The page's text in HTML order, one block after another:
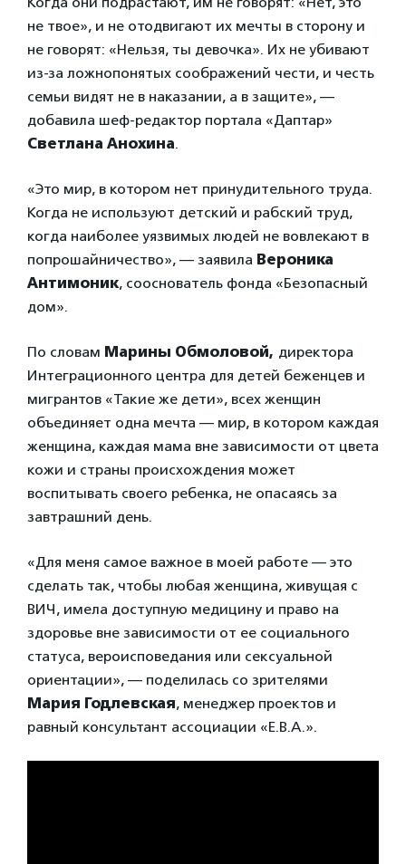
не твое», и не отодвигают их мечты в сторону и
не говорят: «Нельзя, ты девочка». Их не убивают
из-за ложнопонятых соображений чести, и честь
семьи видят не в наказании, а в защите», —
добавила шеф-редактор портала «Даптар»
Светлана Анохина.
«Это мир, в котором нет принудительного труда.
Когда не используют детский и рабский труд,
когда наиболее уязвимых людей не вовлекают в
попрошайничество», — заявила Вероника
Антимоник, сооснователь фонда «Безопасный
дом».
По словам Марины Обмоловой, директора
Интеграционного центра для детей беженцев и
мигрантов «Такие же дети», всех женщин
объединяет одна мечта — мир, в котором каждая
женщина, каждая мама вне зависимости от цвета
кожи и страны происхождения может
воспитывать своего ребенка, не опасаясь за
завтрашний день.
«Для меня самое важное в моей работе — это
сделать так, чтобы любая женщина, живущая с
ВИЧ, имела доступную медицину и право на
здоровье вне зависимости от ее социального
статуса, вероисповедания или сексуальной
ориентации», — поделилась со зрителями
Мария Годлевская, менеджер проектов и
равный консультант ассоциации «Е.В.А.».